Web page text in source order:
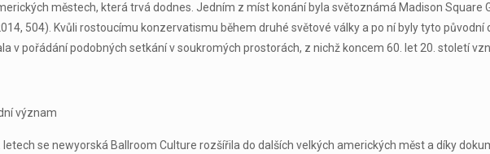
městech, která trvá dodnes. Jedním z míst konání byla světoznámá Madison Square
504). Kvůli rostoucímu konzervatismu během druhé světové války a po ní byly tyto
v pořádání podobných setkání v soukromých prostorách, z nichž koncem 60. let 20. století
význam
letech se newyorská Ballroom Culture rozšířila do dalších velkých amerických měst a díky